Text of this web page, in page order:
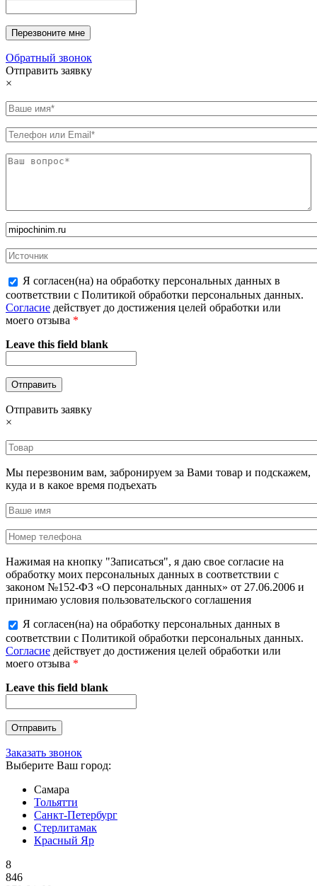
Обратный звонок
Отправить заявку
×
Я согласен(на) на обработку персональных данных в
соответствии с Политикой обработки персональных данных.
Согласие действует до достижения целей обработки или
моего отзыва *
Leave this field blank
Отправить заявку
×
Мы перезвоним вам, забронируем за Вами товар и подскажем,
куда и в какое время подъехать
Нажимая на кнопку "Записаться", я даю свое согласие на
обработку моих персональных данных в соответствии с
законом №152-ФЗ «О персональных данных» от 27.06.2006 и
принимаю условия пользовательского соглашения
Я согласен(на) на обработку персональных данных в
соответствии с Политикой обработки персональных данных.
Согласие действует до достижения целей обработки или
моего отзыва *
Leave this field blank
Заказать звонок
Выберите Ваш город:
Самара
Тольятти
Санкт-Петербург
Стерлитамак
Красный Яр
8
846